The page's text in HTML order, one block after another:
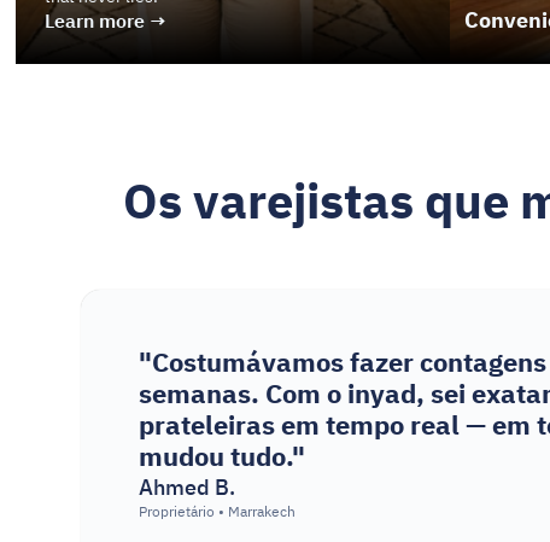
Learn more →
Os varejistas que
"Costumávamos fazer
semanas. Com o inyad, sei
prateleiras em tempo real — em
mudou tudo."
Ahmed B.
Proprietário • Marrakech